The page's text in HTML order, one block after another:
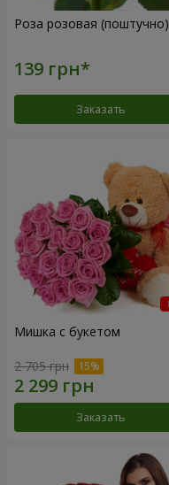
Роза розовая (поштучно)
Заказать
Мишка с букетом
2 705 грн
Заказать